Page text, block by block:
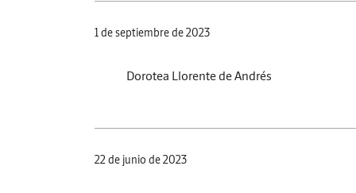
1 de septiembre de 2023
Dorotea Llorente de Andrés
22 de junio de 2023